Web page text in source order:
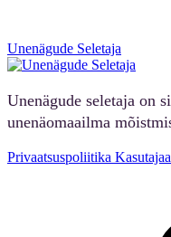
Unenägude Seletaja
Unenägude seletaja on
unenäomaailma
Privaatsuspoliitika